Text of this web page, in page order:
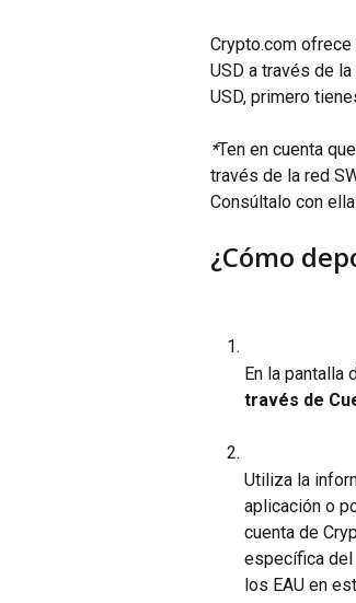
Crypto.com
USD a través de
USD, primero
*Ten en cuenta
través de la red
Consúltalo con ella.
¿Cómo
En la pantalla
través de
Utiliza la
aplicación o
cuenta de
específica del
los EAU en